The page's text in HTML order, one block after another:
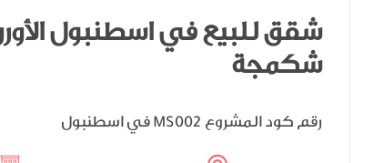
شقق للبيع في اسطنبول
شكمجة
MS002 رقم كود المشروع